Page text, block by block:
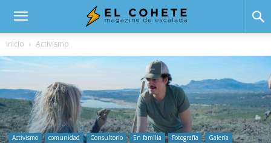
Cohete
Inicio Activismo
Activismo comunidad Consultorio En familia Fotografía
Galería